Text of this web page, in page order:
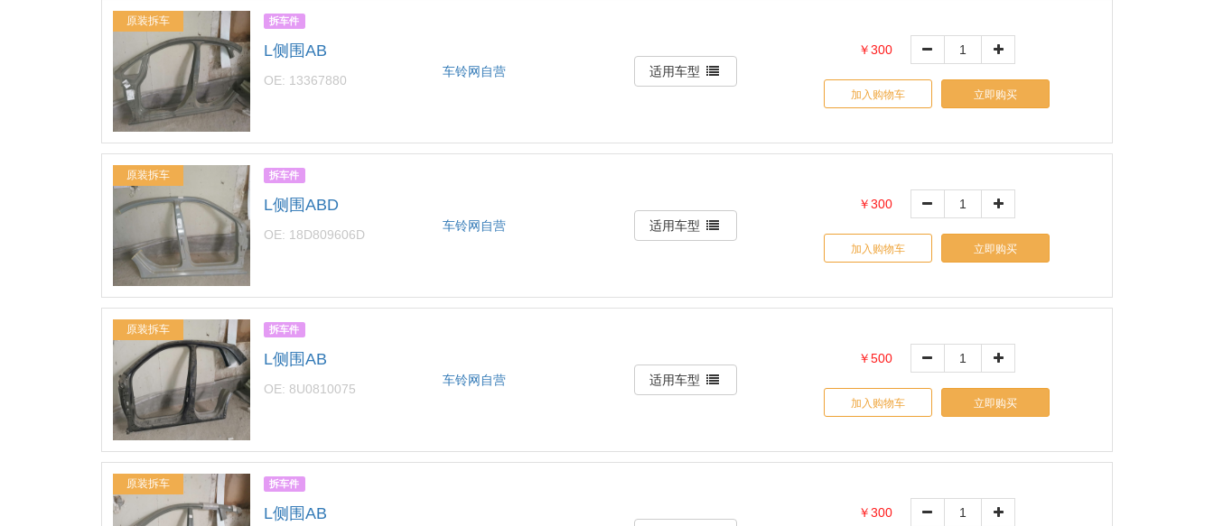
原装拆车 拆车件
L侧围AB
OE: 13367880
车铃网自营 适用车型
￥300
加入购物车 立即购买
原装拆车 拆车件
L侧围ABD
OE: 18D809606D
车铃网自营 适用车型
￥300
加入购物车 立即购买
原装拆车 拆车件
L侧围AB
OE: 8U0810075
车铃网自营 适用车型
￥500
加入购物车 立即购买
原装拆车 拆车件
L侧围AB ￥300